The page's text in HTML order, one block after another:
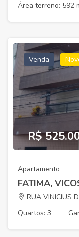
Área terreno: 592
Venda
R$
Apartamento
FATIMA,
RUA VINICIUS
Quartos: 3